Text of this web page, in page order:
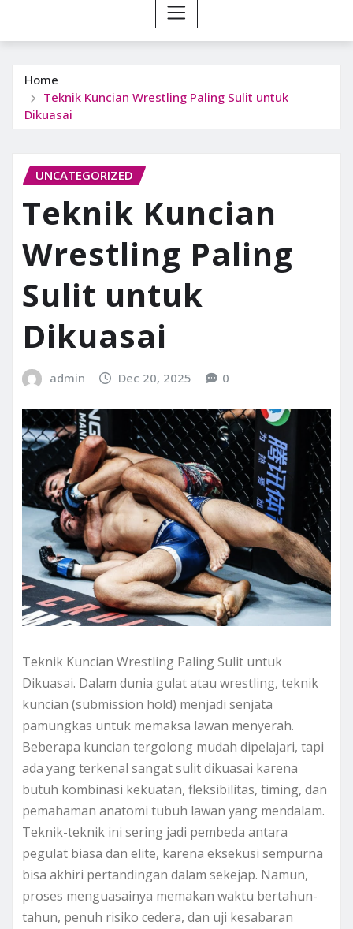
Home
Teknik Kuncian Wrestling Paling Sulit untuk
Dikuasai
UNCATEGORIZED
Teknik Kuncian
Wrestling Paling
Sulit untuk
Dikuasai
admin Dec 20, 2025 0
Teknik Kuncian Wrestling Paling Sulit untuk
Dikuasai. Dalam dunia gulat atau wrestling, teknik
kuncian (submission hold) menjadi senjata
pamungkas untuk memaksa lawan menyerah.
Beberapa kuncian tergolong mudah dipelajari, tapi
ada yang terkenal sangat sulit dikuasai karena
butuh kombinasi kekuatan, fleksibilitas, timing, dan
pemahaman anatomi tubuh lawan yang mendalam.
Teknik-teknik ini sering jadi pembeda antara
pegulat biasa dan elite, karena eksekusi sempurna
bisa akhiri pertandingan dalam sekejap. Namun,
proses menguasainya memakan waktu bertahun-
tahun, penuh risiko cedera, dan uji kesabaran